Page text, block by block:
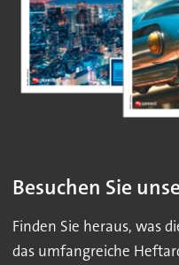
Besuchen Sie
Finden Sie heraus, was
das umfangreiche